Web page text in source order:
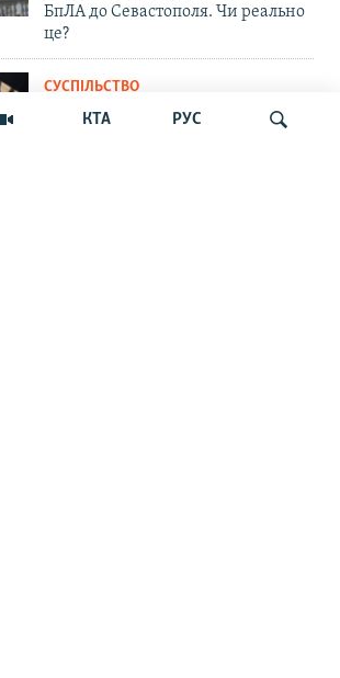
КТА РУС
БпЛА до Севастополя. Чи реально
це?
СУСПІЛЬСТВО
«Крим – не Росія»: маркетплейс
Ozon припинив прийом нових